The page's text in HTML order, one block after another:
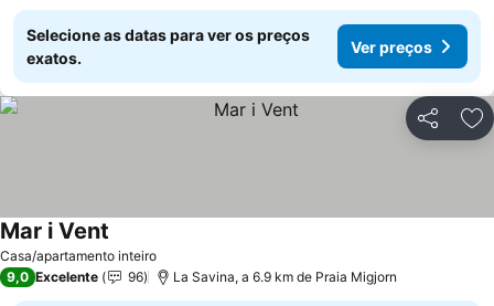
Selecione as datas para ver os preços
exatos.
Ver preços
Partilhar
Casa/apartamento inteiro
Mar i Vent
9,0 Excelente 96 La Savina, a 6.9 km de Praia Migjorn